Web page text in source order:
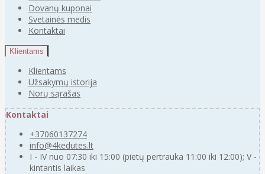
Dovanų kuponai
Svetainės medis
Kontaktai
Klientams
Klientams
Užsakymų istorija
Norų sąrašas
Kontaktai
+37060137274
info@4kedutes.lt
I - IV nuo 07:30 iki 15:00 (pietų pertrauka 11:00 iki 12:00); V -
kintantis laikas